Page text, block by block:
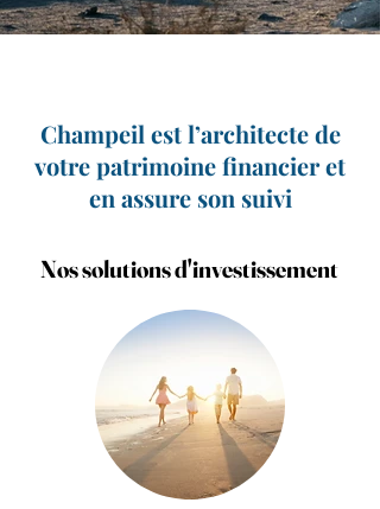
Champeil est l’architecte de
votre patrimoine financier et
en assure son suivi
Nos solutions d'investissement
Nos solutions d'investissement